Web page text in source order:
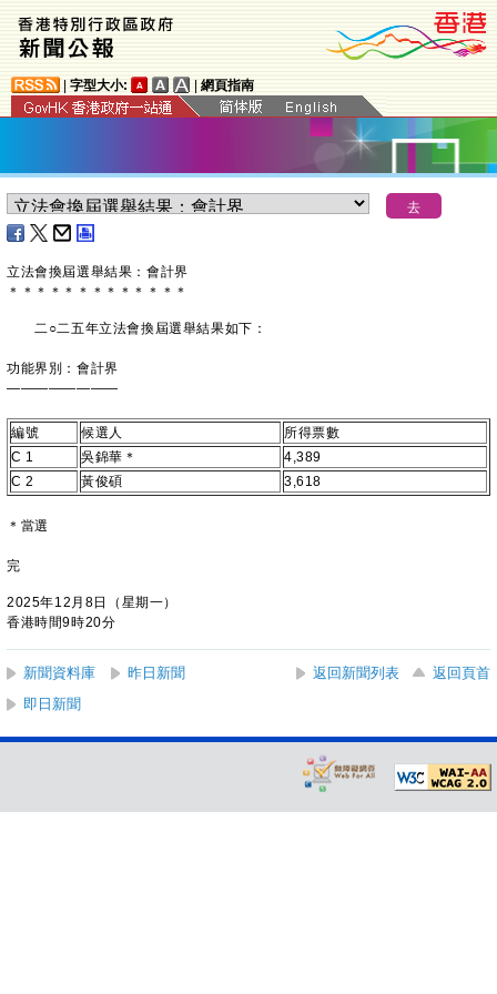
字型大小: 網頁指南
立法會換屆選舉結果：會計界
＊ ＊ ＊ ＊ ＊ ＊ ＊ ＊ ＊ ＊ ＊ ＊ ＊
二○二五年立法會換屆選舉結果如下：
功能界別：會計界
————————
編號 候選人
所得票數
C 1
吳錦華＊
4,389
C 2
黃俊碩 3,618
＊當選
完
2025年12月8日（星期一）
香港時間9時20分
新聞資料庫 昨日新聞 返回新聞列表
返回頁首
即日新聞